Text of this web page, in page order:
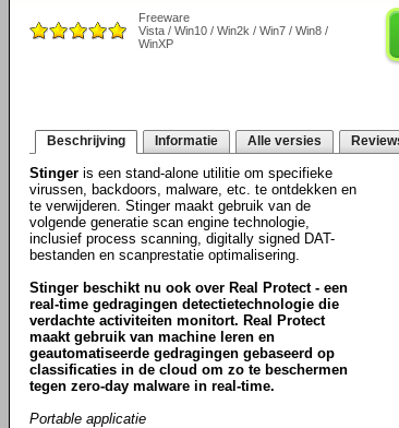
Freeware
Vista / Win10 / Win2k / Win7 / Win8 /
WinXP
Beschrijving Informatie Alle versies
Stinger is een stand-alone utilitie om specifieke
virussen, backdoors, malware, etc. te ontdekken en
te verwijderen. Stinger maakt gebruik van de
volgende generatie scan engine technologie,
inclusief process scanning, digitally signed DAT-
bestanden en scanprestatie optimalisering.
Stinger beschikt nu ook over Real Protect - een
real-time gedragingen detectietechnologie die
verdachte activiteiten monitort. Real Protect
maakt gebruik van machine leren en
geautomatiseerde gedragingen gebaseerd op
classificaties in de cloud om zo te beschermen
tegen zero-day malware in real-time.
Portable applicatie